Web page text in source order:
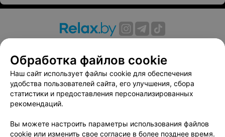
Вакансии
Публичный договор
Способы оплаты
Публичный договор по использованию сервиса
«Афиша»
Пользовательское соглашение
Связаться по вопросам сотрудничества
Обработка файлов cookie
Наш сайт использует файлы cookie для обеспечения
удобства пользователей сайта, его улучшения, сбора
статистики и предоставления персонализированных
рекомендаций.
Вы можете настроить параметры использования файлов
cookie или изменить свое согласие в более позднее время.